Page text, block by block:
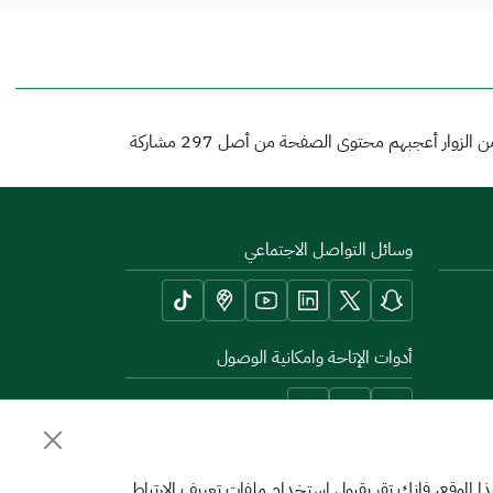
الزوار أعجبهم محتوى الصفحة من أصل 297 مشاركة
وسائل التواصل الاجتماعي
أدوات الإتاحة وامكانية الوصول